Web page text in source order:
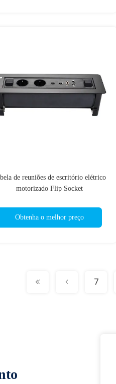
de reuniões de escritório elétrico
motorizado Flip Socket
Obtenha o melhor preço
7